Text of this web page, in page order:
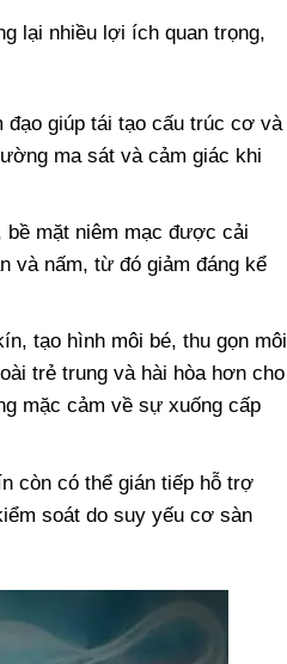
lại nhiều lợi ích quan trọng,
đạo giúp tái tạo cấu trúc cơ và
ma sát và cảm giác khi
mặt niêm mạc được cải
và nấm, từ đó giảm đáng kể
tạo hình môi bé, thu gọn môi
trẻ trung và hài hòa hơn cho
mặc cảm về sự xuống cấp
còn có thể gián tiếp hỗ trợ
soát do suy yếu cơ sàn